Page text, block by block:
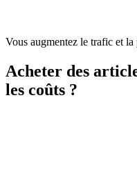
Vous augmentez le trafic et
Acheter des
les coûts ?